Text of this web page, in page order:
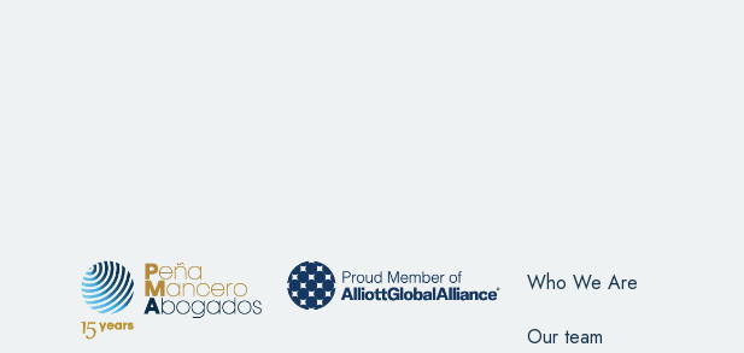
Who We Are
Our team